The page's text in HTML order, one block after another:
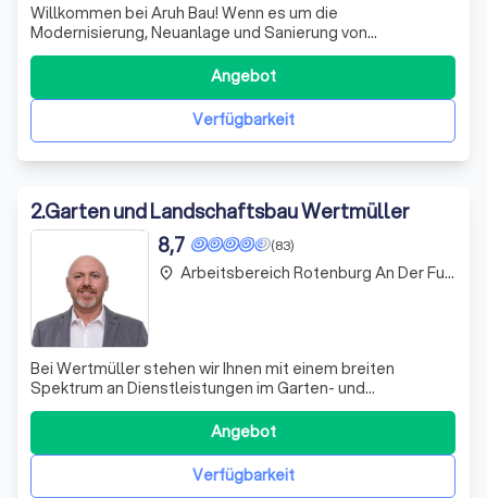
Willkommen bei Aruh Bau! Wenn es um die
Modernisierung, Neuanlage und Sanierung von
Außenanlagen geht, sind wir Ihre zuverlässigen Partner.
Wir realisieren Ihre Bau- und Gartenprojekte mit höchster
Präzision und Leidenschaft. Unsere Expertise umfasst
Naturstein- und Betonsteinpflasterarbeiten, Garte
Verfügbarkeit
Angebot
2.Garten und Landschaftsbau Wertmüller
(83)
8,7
Bei Wertmüller stehen wir Ihnen mit einem breiten
Spektrum an Dienstleistungen im Garten- und
Landschaftsbau zur Seite. Wir zeichnen uns durch unsere
Kompetenz und unser Engagement aus, um Ihre
individuellen Projekte von der ersten Planung bis zur
vollständigen Umsetzung zu realisieren. Unser Team b
Verfügbarkeit
Angebot
place Arbeitsbereich Rotenburg An Der Fulda